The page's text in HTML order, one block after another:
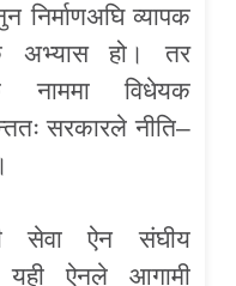
निर्माणअघि व्यापक
अभ्यास हो। तर
नाममा विधेयक
सरकारले नीति–
सेवा ऐन संघीय
यही ऐनले आगामी